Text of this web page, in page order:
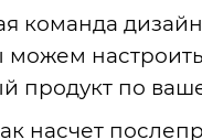
команда
можем
продукт по
насчет